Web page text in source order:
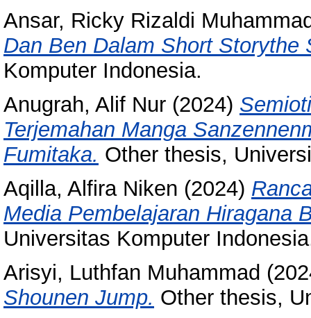
Ansar, Ricky Rizaldi
Dan Ben Dalam Short Storythe
Komputer Indonesia.
Anugrah, Alif Nur (2024)
Terjemahan Manga
Fumitaka. Other thesis,
Aqilla, Alfira Niken (2024)
Media Pembelajaran Hiragana
Universitas Komputer
Arisyi, Luthfan Muhammad
Shounen Jump. Other thesis,